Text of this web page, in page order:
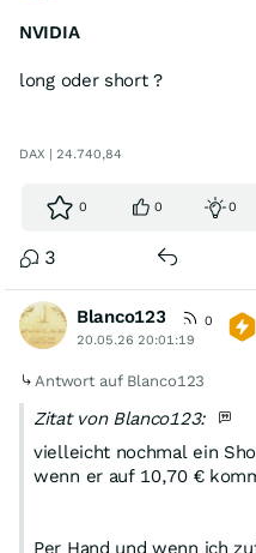
NVIDIA
long oder short ?
DAX | 24.740,84
0 0 0
3
Blanco123
0
20.05.26 20:01:19
Antwort auf Blanco123
Zitat von Blanco123:
vielleicht nochmal ein
wenn er auf 10,70 €
Per Hand und wenn ich